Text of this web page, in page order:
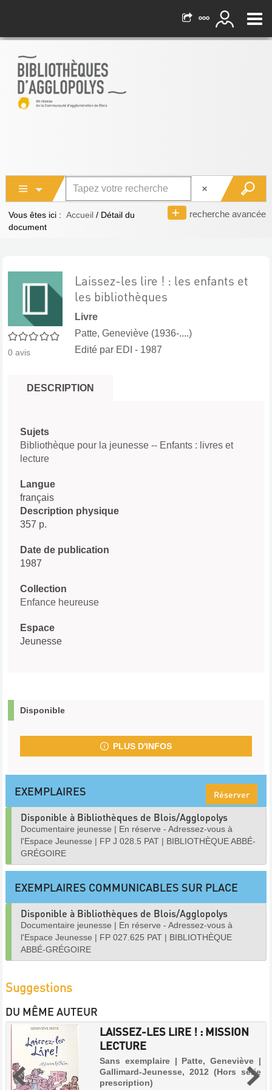
recherche avancée
Vous êtes ici : Accueil / Détail du
document
0/5
0 avis
Laissez-les lire ! : les enfants et
les bibliothèques
Livre
Patte, Geneviève (1936-....)
Edité par EDI - 1987
DESCRIPTION
Sujets
Bibliothèque pour la jeunesse -- Enfants : livres et
lecture
Langue
français
Description physique
357 p.
Date de publication
1987
Collection
Enfance heureuse
Espace
Jeunesse
Disponible
PLUS D'INFOS
EXEMPLAIRES Réserver
Disponible à Bibliothèques de Blois/Agglopolys
Documentaire jeunesse | En réserve - Adressez-vous à
l'Espace Jeunesse | FP J 028.5 PAT | BIBLIOTHÈQUE ABBÉ-
GRÉGOIRE
EXEMPLAIRES COMMUNICABLES SUR PLACE
Disponible à Bibliothèques de Blois/Agglopolys
Documentaire jeunesse | En réserve - Adressez-vous à
l'Espace Jeunesse | FP 027.625 PAT | BIBLIOTHÈQUE
ABBÉ-GRÉGOIRE
Suggestions
DU MÊME AUTEUR
LAISSEZ-LES LIRE ! : MISSION
LECTURE
Sans exemplaire | Patte, Geneviève |
Gallimard-Jeunesse, 2012 (Hors série
prescription)